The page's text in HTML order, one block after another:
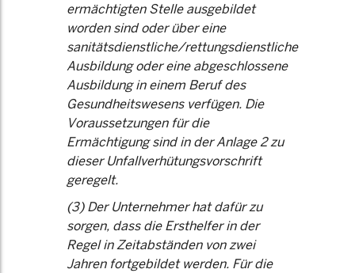
ermächtigten Stelle ausgebildet
worden sind oder über eine
sanitätsdienstliche/rettungsdienstliche
Ausbildung oder eine abgeschlossene
Ausbildung in einem Beruf des
Gesundheitswesens verfügen. Die
Voraussetzungen für die
Ermächtigung sind in der Anlage 2 zu
dieser Unfallverhütungsvorschrift
geregelt.
(3) Der Unternehmer hat dafür zu
sorgen, dass die Ersthelfer in der
Regel in Zeitabständen von zwei
Jahren fortgebildet werden. Für die